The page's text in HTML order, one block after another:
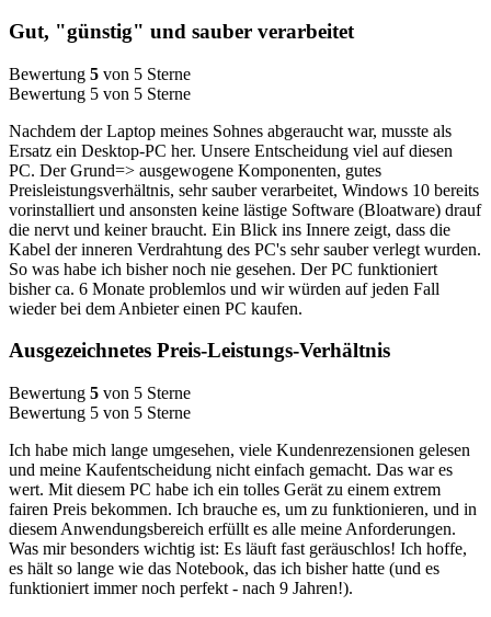
Gut, "günstig" und sauber verarbeitet
Bewertung 5 von 5 Sterne
Bewertung 5 von 5 Sterne
Nachdem der Laptop meines Sohnes abgeraucht war, musste als
Ersatz ein Desktop-PC her. Unsere Entscheidung viel auf diesen
PC. Der Grund=> ausgewogene Komponenten, gutes
Preisleistungsverhältnis, sehr sauber verarbeitet, Windows 10 bereits
vorinstalliert und ansonsten keine lästige Software (Bloatware) drauf
die nervt und keiner braucht. Ein Blick ins Innere zeigt, dass die
Kabel der inneren Verdrahtung des PC's sehr sauber verlegt wurden.
So was habe ich bisher noch nie gesehen. Der PC funktioniert
bisher ca. 6 Monate problemlos und wir würden auf jeden Fall
wieder bei dem Anbieter einen PC kaufen.
Ausgezeichnetes Preis-Leistungs-Verhältnis
Bewertung 5 von 5 Sterne
Bewertung 5 von 5 Sterne
Ich habe mich lange umgesehen, viele Kundenrezensionen gelesen
und meine Kaufentscheidung nicht einfach gemacht. Das war es
wert. Mit diesem PC habe ich ein tolles Gerät zu einem extrem
fairen Preis bekommen. Ich brauche es, um zu funktionieren, und in
diesem Anwendungsbereich erfüllt es alle meine Anforderungen.
Was mir besonders wichtig ist: Es läuft fast geräuschlos! Ich hoffe,
es hält so lange wie das Notebook, das ich bisher hatte (und es
funktioniert immer noch perfekt - nach 9 Jahren!).